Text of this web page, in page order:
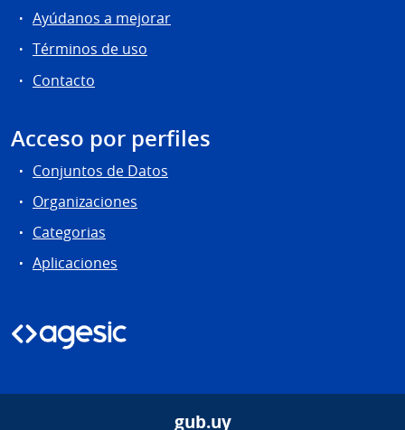
Ayúdanos a mejorar
Términos de uso
Contacto
Acceso por perfiles
Conjuntos de Datos
Organizaciones
Categorias
Aplicaciones
gub.uy